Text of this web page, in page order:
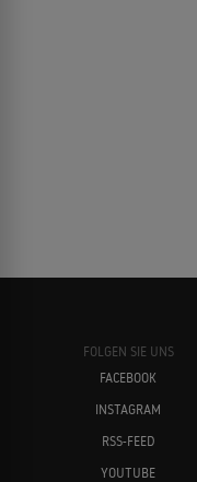
FOLGEN SIE UNS
FACEBOOK
INSTAGRAM
RSS-FEED
YOUTUBE